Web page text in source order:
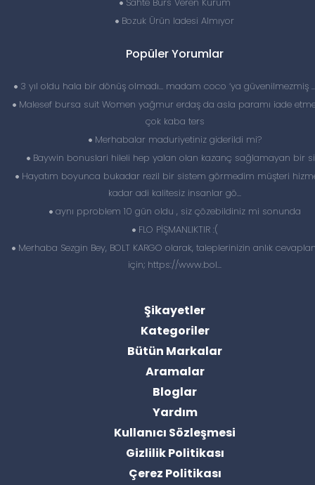
Bozuk Ürün Iadesi Almıyor
Popüler Yorumlar
3 yıl oldu hala bir dönüş olmadı… madam coco ‘ya güvenilmezmiş
Malesef bursa suit Women yağmur erdaş da asla paramı iade
çok kaba ters
Merhabalar maduriyetiniz giderildi mi?
Baywin bonuslari hileli hep yalan olan kazanç sağlamayan bir
Hayatım boyunca bukadar rezil bir sistem görmedim müşteri
kadar adi kalitesiz insanlar gö...
aynı pproblem 10 gün oldu , siz çözebildiniz mi sonunda
FLO PİŞMANLIKTIR :(
Merhaba Sezgin Bey, BOLT KARGO olarak, taleplerinizin anlık
için; https://www.bol...
Şikayetler
Kategoriler
Bütün Markalar
Aramalar
Bloglar
Yardım
Kullanıcı Sözleşmesi
Gizlilik Politikası
Çerez Politikası